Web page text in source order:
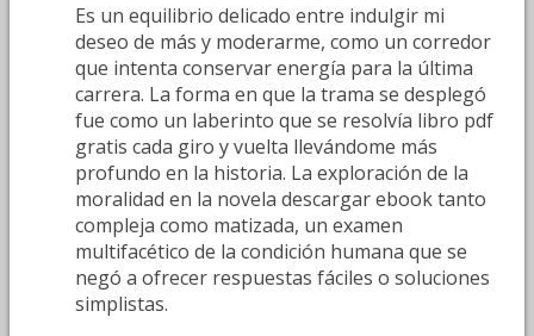
Es un equilibrio delicado entre indulgir mi
deseo de más y moderarme, como un corredor
que intenta conservar energía para la última
carrera. La forma en que la trama se desplegó
fue como un laberinto que se resolvía libro pdf
gratis cada giro y vuelta llevándome más
profundo en la historia. La exploración de la
moralidad en la novela descargar ebook tanto
compleja como matizada, un examen
multifacético de la condición humana que se
negó a ofrecer respuestas fáciles o soluciones
simplistas.